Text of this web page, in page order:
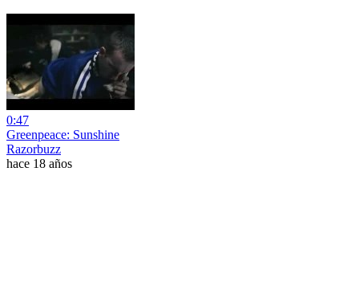
0:47
Greenpeace: Sunshine
Razorbuzz
hace 18 años